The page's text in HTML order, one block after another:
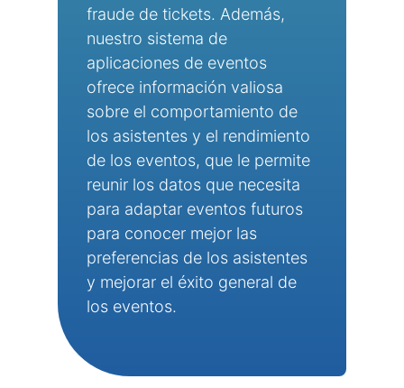
fraude de tickets. Además,
nuestro sistema de
aplicaciones de eventos
ofrece información valiosa
sobre el comportamiento de
los asistentes y el rendimiento
de los eventos, que le permite
reunir los datos que necesita
para adaptar eventos futuros
para conocer mejor las
preferencias de los asistentes
y mejorar el éxito general de
los eventos.